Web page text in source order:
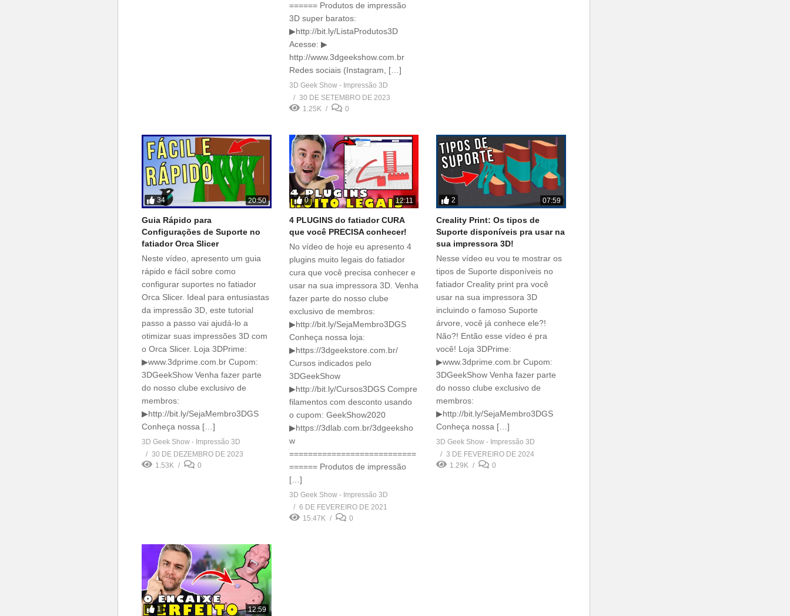
====== Produtos de impressão
3D super baratos:
▶http://bit.ly/ListaProdutos3D
Acesse: ▶
http://www.3dgeekshow.com.br
Redes sociais (Instagram, […]
3D Geek Show - Impressão 3D
30 DE SETEMBRO DE 2023
1.25K
0
34 20:50
Guia Rápido para
Configurações de Suporte no
fatiador Orca Slicer
Neste vídeo, apresento um guia
rápido e fácil sobre como
configurar suportes no fatiador
Orca Slicer. Ideal para entusiastas
da impressão 3D, este tutorial
passo a passo vai ajudá-lo a
otimizar suas impressões 3D com
o Orca Slicer. Loja 3DPrime:
▶www.3dprime.com.br Cupom:
3DGeekShow Venha fazer parte
do nosso clube exclusivo de
membros:
▶http://bit.ly/SejaMembro3DGS
Conheça nossa […]
3D Geek Show - Impressão 3D
30 DE DEZEMBRO DE 2023
1.53K
0
0 12:11
4 PLUGINS do fatiador CURA
que você PRECISA conhecer!
No vídeo de hoje eu apresento 4
plugins muito legais do fatiador
cura que você precisa conhecer e
usar na sua impressora 3D. Venha
fazer parte do nosso clube
exclusivo de membros:
▶http://bit.ly/SejaMembro3DGS
Conheça nossa loja:
▶https://3dgeekstore.com.br/
Cursos indicados pelo
3DGeekShow
▶http://bit.ly/Cursos3DGS Compre
filamentos com desconto usando
o cupom: GeekShow2020
▶https://3dlab.com.br/3dgeeksho
w
===========================
====== Produtos de impressão
[…]
3D Geek Show - Impressão 3D
6 DE FEVEREIRO DE 2021
15.47K
0
2 07:59
Creality Print: Os tipos de
Suporte disponíveis pra usar na
sua impressora 3D!
Nesse vídeo eu vou te mostrar os
tipos de Suporte disponíveis no
fatiador Creality print pra você
usar na sua impressora 3D
incluindo o famoso Suporte
árvore, você já conhece ele?!
Não?! Então esse vídeo é pra
você! Loja 3DPrime:
▶www.3dprime.com.br Cupom:
3DGeekShow Venha fazer parte
do nosso clube exclusivo de
membros:
▶http://bit.ly/SejaMembro3DGS
Conheça nossa […]
3D Geek Show - Impressão 3D
3 DE FEVEREIRO DE 2024
1.29K
0
1 12:59